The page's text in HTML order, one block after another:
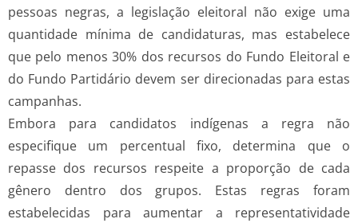
pessoas negras, a legislação eleitoral não exige uma
quantidade mínima de candidaturas, mas estabelece
que pelo menos 30% dos recursos do Fundo Eleitoral e
do Fundo Partidário devem ser direcionadas para estas
campanhas.
Embora para candidatos indígenas a regra não
especifique um percentual fixo, determina que o
repasse dos recursos respeite a proporção de cada
gênero dentro dos grupos. Estas regras foram
estabelecidas para aumentar a representatividade